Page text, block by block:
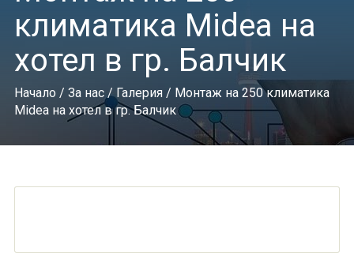
климатика Midea на
хотел в гр. Балчик
Начало / За нас/Галерия/ Монтаж на 250 климатика
Midea на хотел в гр. Балчик